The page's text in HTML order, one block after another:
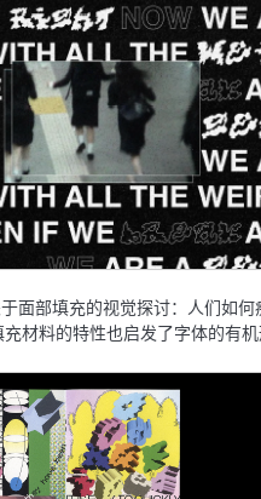
⾯部填充的视觉探讨：⼈们如
材料的特性也启发了字体的有机